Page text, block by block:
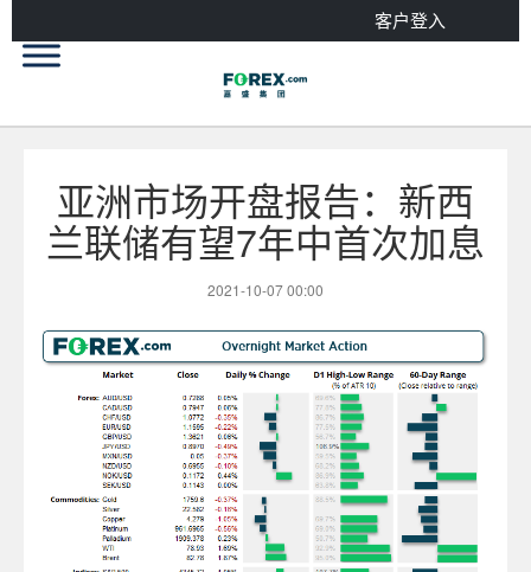
客户登入
亚洲市场开盘报告：新西
兰联储有望7年中首次加息
2021-10-07 00:00